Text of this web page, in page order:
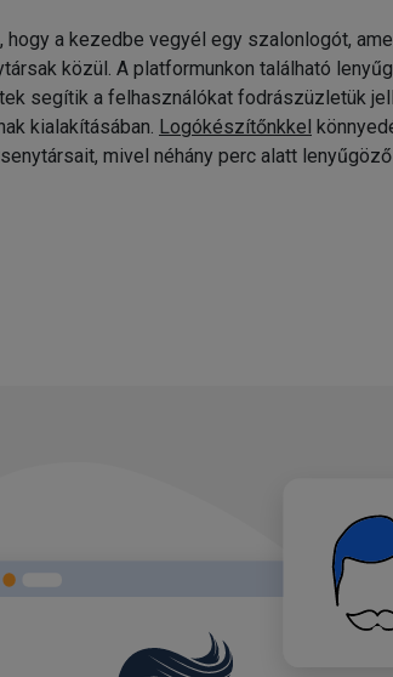
hogy a kezedbe vegyél egy szalonlogót,
közül. A platformunkon található
segítik a felhasználókat fodrászüzletük
kialakításában. Logókészítőnkkel
mivel néhány perc alatt